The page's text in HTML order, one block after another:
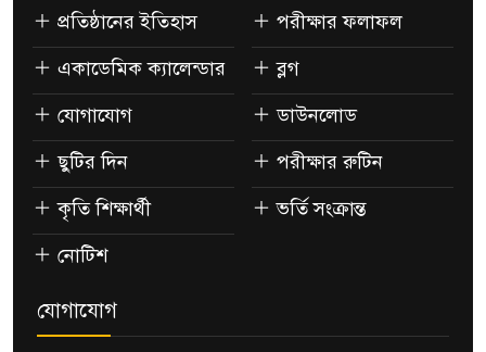
প্রতিষ্ঠানের ইতিহাস
একাডেমিক ক্যালেন্ডার
যোগাযোগ
ছুটির দিন
কৃতি শিক্ষার্থী
নোটিশ
পরীক্ষার ফলাফল
ব্লগ
ডাউনলোড
পরীক্ষার রুটিন
ভর্তি সংক্রান্ত
যোগাযোগ